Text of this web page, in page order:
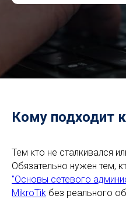
Кому подходит
Тем кто не сталкивался
Обязательно нужен тем,
"Основы сетевого
MikroTik без реального